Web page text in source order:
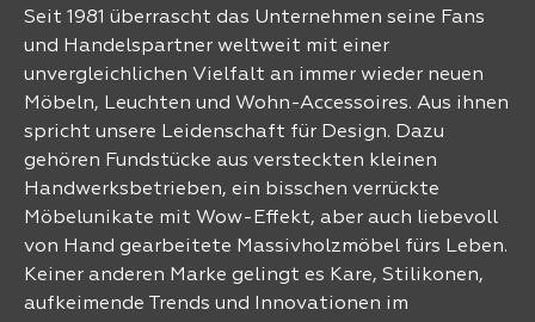
Seit 1981 überrascht das Unternehmen seine Fans
und Handelspartner weltweit mit einer
unvergleichlichen Vielfalt an immer wieder neuen
Möbeln, Leuchten und Wohn-Accessoires. Aus ihnen
spricht unsere Leidenschaft für Design. Dazu
gehören Fundstücke aus versteckten kleinen
Handwerksbetrieben, ein bisschen verrückte
Möbelunikate mit Wow-Effekt, aber auch liebevoll
von Hand gearbeitete Massivholzmöbel fürs Leben.
Keiner anderen Marke gelingt es Kare, Stilikonen,
aufkeimende Trends und Innovationen im